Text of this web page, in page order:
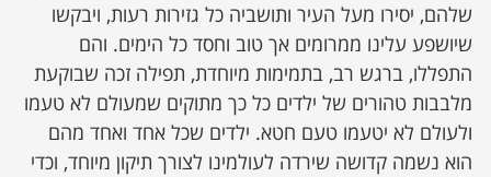
שלהם, יסירו מעל העיר ותושביה כל גזירות רעות, ויבקשו
שיושפע עלינו ממרומים אך טוב וחסד כל הימים. והם
התפללו, ברגש רב, בתמימות מיוחדת, תפילה זכה שבוקעת
מלבבות טהורים של ילדים כל כך מתוקים שמעולם לא טעמו
ולעולם לא יטעמו טעם חטא. ילדים שכל אחד ואחד מהם
הוא נשמה קדושה שירדה לעולמינו לצורך תיקון מיוחד, וכדי